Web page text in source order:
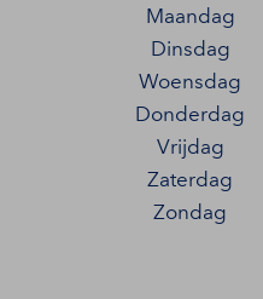
Maandag
Dinsdag
Woensdag
Donderdag
Vrijdag
Zaterdag
Zondag